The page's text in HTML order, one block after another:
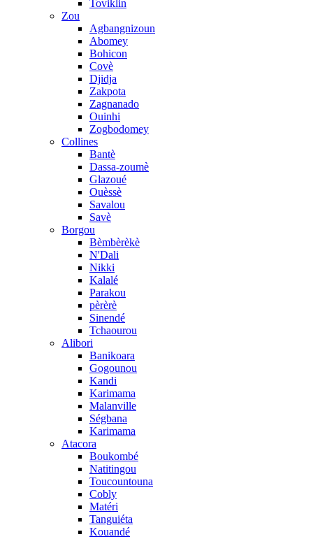
Toviklin
Zou
Agbangnizoun
Abomey
Bohicon
Covè
Djidja
Zakpota
Zagnanado
Ouinhi
Zogbodomey
Collines
Bantè
Dassa-zoumè
Glazoué
Ouèssè
Savalou
Savè
Borgou
Bèmbèrèkè
N'Dali
Nikki
Kalalé
Parakou
pèrèrè
Sinendé
Tchaourou
Alibori
Banikoara
Gogounou
Kandi
Karimama
Malanville
Ségbana
Karimama
Atacora
Boukombé
Natitingou
Toucountouna
Cobly
Matéri
Tanguiéta
Kouandé